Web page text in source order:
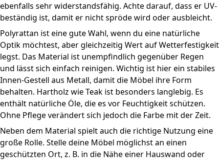
ebenfalls sehr widerstandsfähig. Achte darauf, dass er UV-
beständig ist, damit er nicht spröde wird oder ausbleicht.
Polyrattan ist eine gute Wahl, wenn du eine natürliche
Optik möchtest, aber gleichzeitig Wert auf Wetterfestigkeit
legst. Das Material ist unempfindlich gegenüber Regen
und lässt sich einfach reinigen. Wichtig ist hier ein stabiles
Innen-Gestell aus Metall, damit die Möbel ihre Form
behalten. Hartholz wie Teak ist besonders langlebig. Es
enthält natürliche Öle, die es vor Feuchtigkeit schützen.
Ohne Pflege verändert sich jedoch die Farbe mit der Zeit.
Neben dem Material spielt auch die richtige Nutzung eine
große Rolle. Stelle deine Möbel möglichst an einen
geschützten Ort, z. B. in die Nähe einer Hauswand oder